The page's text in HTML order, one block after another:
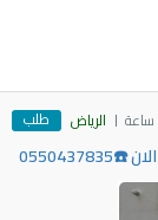
الرياض طلب